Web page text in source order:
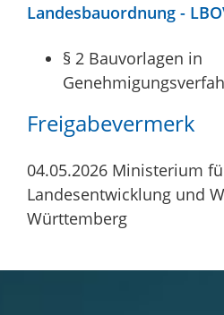
Landesbauordnung -
§ 2 Bauvorlagen in
Freigabevermerk
04.05.2026 Ministerium
Landesentwicklung und
Württemberg